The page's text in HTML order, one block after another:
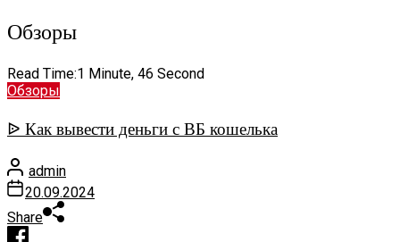
Обзоры
Read Time:1 Minute, 46 Second
Обзоры
ᐉ Как вывести деньги с ВБ кошелька
admin
20.09.2024
Share